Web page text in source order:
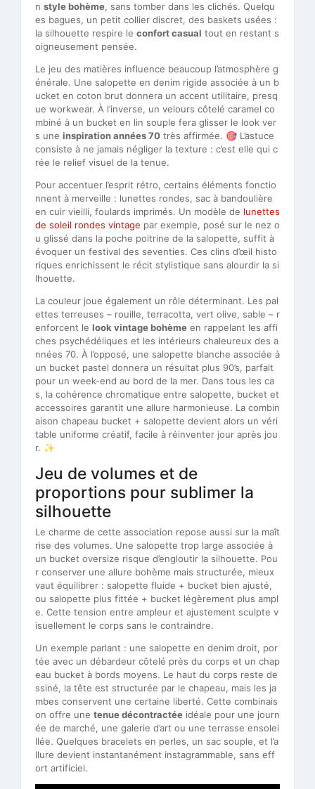
n style bohème, sans tomber dans les clichés. Quelqu
es bagues, un petit collier discret, des baskets usées :
la silhouette respire le confort casual tout en restant s
oigneusement pensée.
Le jeu des matières influence beaucoup l’atmosphère g
énérale. Une salopette en denim rigide associée à un b
ucket en coton brut donnera un accent utilitaire, presq
ue workwear. À l’inverse, un velours côtelé caramel co
mbiné à un bucket en lin souple fera glisser le look ver
s une inspiration années 70 très affirmée. 🎯 L’astuce
consiste à ne jamais négliger la texture : c’est elle qui c
rée le relief visuel de la tenue.
Pour accentuer l’esprit rétro, certains éléments fonctio
nnent à merveille : lunettes rondes, sac à bandoulière
en cuir vieilli, foulards imprimés. Un modèle de lunettes
de soleil rondes vintage par exemple, posé sur le nez o
u glissé dans la poche poitrine de la salopette, suffit à
évoquer un festival des seventies. Ces clins d’œil histo
riques enrichissent le récit stylistique sans alourdir la si
lhouette.
La couleur joue également un rôle déterminant. Les pal
ettes terreuses – rouille, terracotta, vert olive, sable – r
enforcent le look vintage bohème en rappelant les affi
ches psychédéliques et les intérieurs chaleureux des a
nnées 70. À l’opposé, une salopette blanche associée à
un bucket pastel donnera un résultat plus 90’s, parfait
pour un week-end au bord de la mer. Dans tous les ca
s, la cohérence chromatique entre salopette, bucket et
accessoires garantit une allure harmonieuse. La combin
aison chapeau bucket + salopette devient alors un véri
table uniforme créatif, facile à réinventer jour après jou
r. ✨
Jeu de volumes et de
proportions pour sublimer la
silhouette
Le charme de cette association repose aussi sur la maît
rise des volumes. Une salopette trop large associée à
un bucket oversize risque d’engloutir la silhouette. Pou
r conserver une allure bohème mais structurée, mieux
vaut équilibrer : salopette fluide + bucket bien ajusté,
ou salopette plus fittée + bucket légèrement plus ampl
e. Cette tension entre ampleur et ajustement sculpte v
isuellement le corps sans le contraindre.
Un exemple parlant : une salopette en denim droit, por
tée avec un débardeur côtelé près du corps et un chap
eau bucket à bords moyens. Le haut du corps reste de
ssiné, la tête est structurée par le chapeau, mais les ja
mbes conservent une certaine liberté. Cette combinais
on offre une tenue décontractée idéale pour une journ
ée de marché, une galerie d’art ou une terrasse ensolei
llée. Quelques bracelets en perles, un sac souple, et l’a
llure devient instantanément instagrammable, sans eff
ort artificiel.